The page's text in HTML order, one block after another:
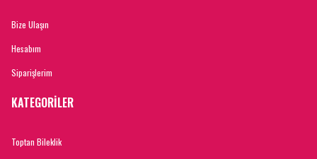
Bize Ulaşın
Hesabım
Siparişlerim
KATEGORİLER
Toptan Bileklik